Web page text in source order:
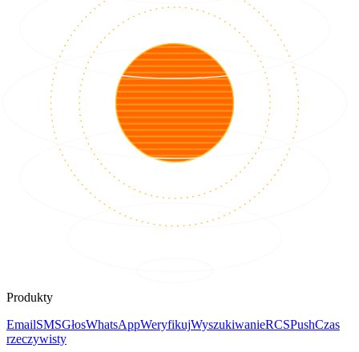
Produkty
EmailSMSGłosWhatsAppWeryfikujWyszukiwanieRCSPushCzas
rzeczywisty